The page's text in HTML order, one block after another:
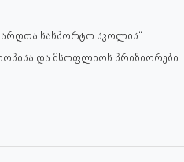
სასპორტო სკოლის“
და მსოფლიოს პრიზიორები.